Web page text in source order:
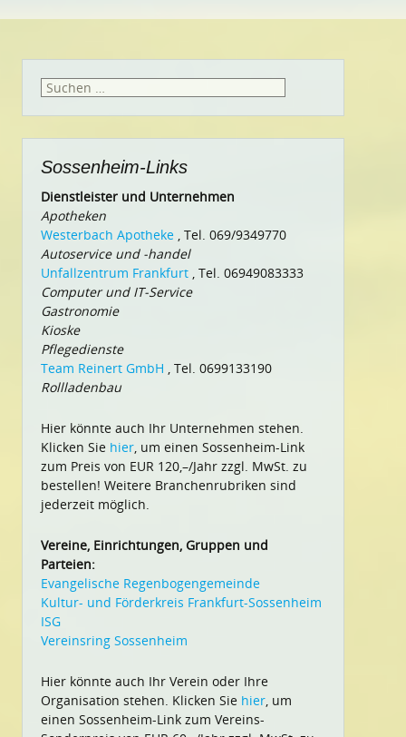
Suchen
Sossenheim-Links
Dienstleister und Unternehmen
Apotheken
Westerbach Apotheke , Tel. 069/9349770
Autoservice und -handel
Unfallzentrum Frankfurt , Tel. 06949083333
Computer und IT-Service
Gastronomie
Kioske
Pflegedienste
Team Reinert GmbH , Tel. 0699133190
Rollladenbau
Hier könnte auch Ihr Unternehmen stehen.
Klicken Sie hier, um einen Sossenheim-Link
zum Preis von EUR 120,–/Jahr zzgl. MwSt. zu
bestellen! Weitere Branchenrubriken sind
jederzeit möglich.
Vereine, Einrichtungen, Gruppen und
Parteien:
Evangelische Regenbogengemeinde
Kultur- und Förderkreis Frankfurt-Sossenheim
ISG
Vereinsring Sossenheim
Hier könnte auch Ihr Verein oder Ihre
Organisation stehen. Klicken Sie hier, um
einen Sossenheim-Link zum Vereins-